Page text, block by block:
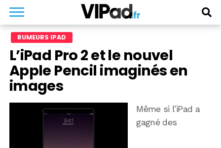
RUMEURS IPAD
L’iPad Pro 2 et le nouvel
Apple Pencil imaginés en
images
Même si l’iPad a
gagné des